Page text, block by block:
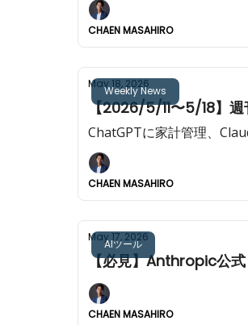
CHAEN MASAHIRO
Weekly News
May 18, 2026
【2026/5/11〜5/18】週
ChatGPTに家計管理、
CHAEN MASAHIRO
AIツール
May 17, 2026
【必見】Anthropic公
CHAEN MASAHIRO